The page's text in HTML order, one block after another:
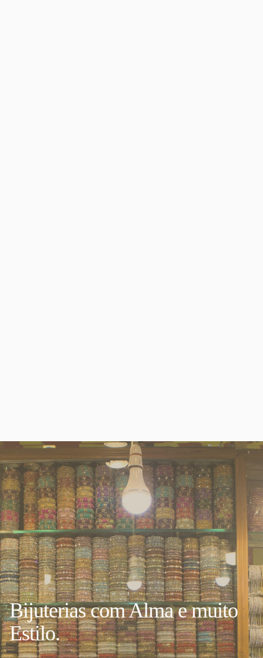
Bijuterias com Alma e muito
Estilo.